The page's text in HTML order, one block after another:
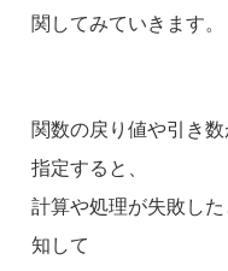
関してみていきます。
関数の戻り値や引き
指定すると、
計算や処理が失敗し
知して